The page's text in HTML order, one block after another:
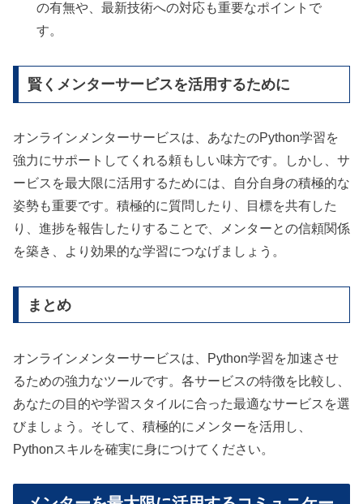
の有無や、最新技術への対応も重要なポイントで
す。
賢くメンターサービスを活用するために
オンラインメンターサービスは、あなたのPython学習を
強力にサポートしてくれる頼もしい味方です。しかし、サ
ービスを最大限に活用するためには、自分自身の積極的な
姿勢も重要です。積極的に質問したり、目標を共有した
り、進捗を報告したりすることで、メンターとの信頼関係
を築き、より効果的な学習につなげましょう。
まとめ
オンラインメンターサービスは、Python学習を加速させ
るための強力なツールです。各サービスの特徴を比較し、
あなたの目的や学習スタイルに合った最適なサービスを選
びましょう。そして、積極的にメンターを活用し、
Pythonスキルを確実に身につけてください。